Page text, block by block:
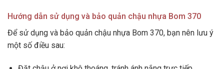
Hướng dẫn sử dụng và bảo quản chậu nhựa Bom 370
Để sử dụng và bảo quản chậu nhựa Bom 370, bạn nên lưu ý
một số điều sau: